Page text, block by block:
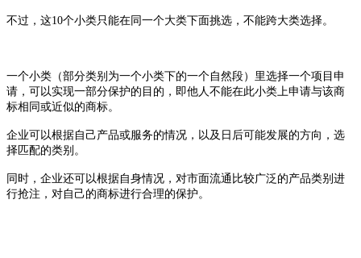
不过，这10个小类只能在同一个大类下面挑选，不能跨大类选择。
一个小类（部分类别为一个小类下的一个自然段）里选择一个项目申
请，可以实现一部分保护的目的，即他人不能在此小类上申请与该商
标相同或近似的商标。
企业可以根据自己产品或服务的情况，以及日后可能发展的方向，选
择匹配的类别。
同时，企业还可以根据自身情况，对市面流通比较广泛的产品类别进
行抢注，对自己的商标进行合理的保护。